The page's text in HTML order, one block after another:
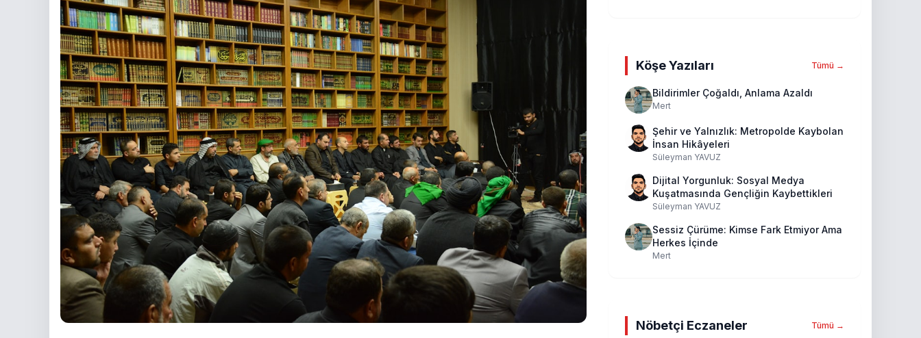
Köşe Yazıları Tümü →
Bildirimler Çoğaldı, Anlama Azaldı
Mert
Şehir ve Yalnızlık: Metropolde Kaybolan
İnsan Hikâyeleri
Süleyman YAVUZ
Dijital Yorgunluk: Sosyal Medya
Kuşatmasında Gençliğin Kaybettikleri
Süleyman YAVUZ
Sessiz Çürüme: Kimse Fark Etmiyor Ama
Herkes İçinde
Mert
Nöbetçi Eczaneler Tümü →